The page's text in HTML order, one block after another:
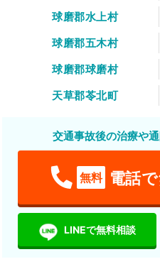
球磨郡水上村
球磨郡五木村
球磨郡球磨村
天草郡苓北町
交通事故後の治療や
無料 電話
LINEで無料相談